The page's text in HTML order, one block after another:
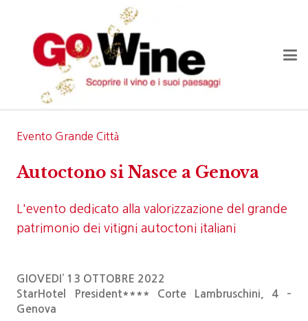
Evento Grande Città
Autoctono si Nasce a Genova
L'evento dedicato alla valorizzazione del grande
patrimonio dei vitigni autoctoni italiani
GIOVEDI’ 13 OTTOBRE 2022
StarHotel President**** Corte Lambruschini, 4 –
Genova